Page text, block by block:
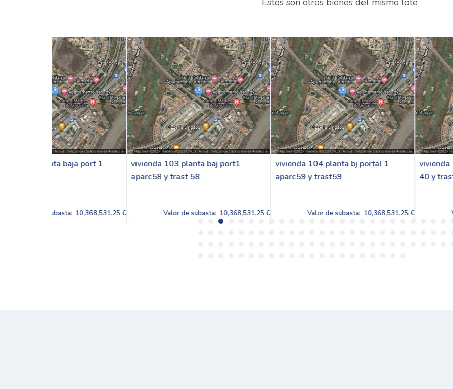
vivienda 103 planta baj port1
Valor de subasta: 10,368,531.25 €
vivienda 104 planta bj portal 1
Valor de subasta: 10,368,531.25 €
vivienda 105 planta bj
Valor de subasta: